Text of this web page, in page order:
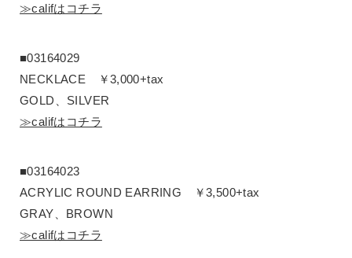
≫califはコチラ
■03164029
NECKLACE ￥3,000+tax
GOLD、SILVER
≫califはコチラ
■03164023
ACRYLIC ROUND EARRING ￥3,500+tax
GRAY、BROWN
≫califはコチラ